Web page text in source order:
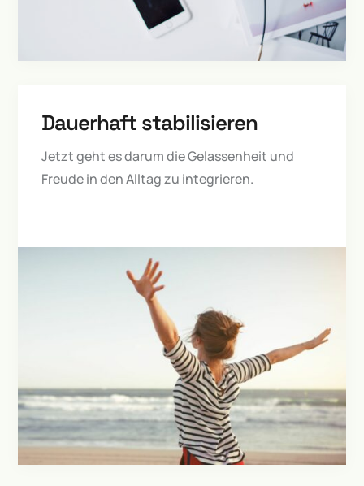
Dauerhaft stabilisieren
Jetzt geht es darum die Gelassenheit und
Freude in den Alltag zu integrieren.